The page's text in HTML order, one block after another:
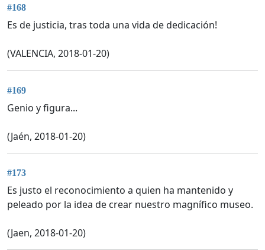
#168
Es de justicia, tras toda una vida de dedicación!
(VALENCIA, 2018-01-20)
#169
Genio y figura...
(Jaén, 2018-01-20)
#173
Es justo el reconocimiento a quien ha mantenido y
peleado por la idea de crear nuestro magnífico museo.
(Jaen, 2018-01-20)